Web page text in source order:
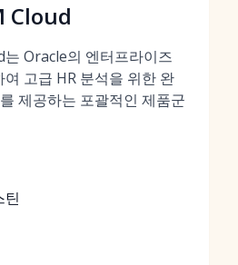
Cloud
Oracle의 엔터프라이즈
고급 HR 분석을 위한 완
제공하는 포괄적인 제품군
틴